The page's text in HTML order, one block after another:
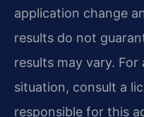
application change
results do not
results may vary.
situation, consult a
responsible for this